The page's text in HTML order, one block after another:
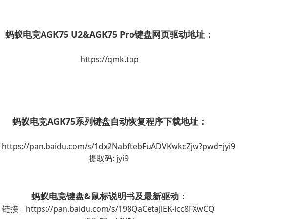
蚂蚁电竞AGK75 U2&AGK75 Pro键盘网页驱动地址：
https://qmk.top
蚂蚁电竞AGK75系列键盘自动恢复程序下载地址：
https://pan.baidu.com/s/1dx2NabftebFuADVKwkcZjw?pwd=jyi9
提取码: jyi9
蚂蚁电竞键盘&鼠标说明书及最新驱动：
链接：https://pan.baidu.com/s/198QaCetaJlEK-lcc8FXwCQ